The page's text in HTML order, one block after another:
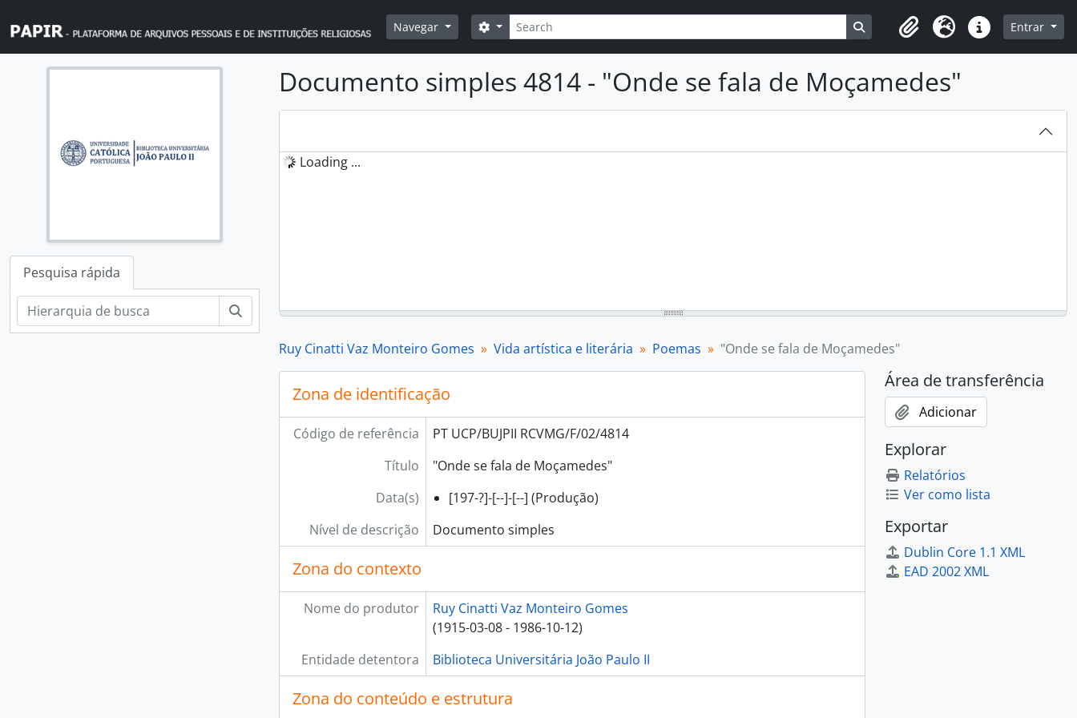
Navegar
Pesquisar
Opções de busca Busque na página de navegação
Clipboard
Idioma Ligações rápidas
Entrar
Pesquisa rápida
Pesquisar
Documento simples 4814 - "Onde se fala de Moçamedes"
Loading ...
Ruy Cinatti Vaz Monteiro Gomes Vida artística e literária Poemas "Onde se fala de Moçamedes"
Zona de identificação
Código de referência
PT UCP/BUJPII RCVMG/F/02/4814
Título
"Onde se fala de Moçamedes"
Data(s)
[197-?]-[--]-[--] (Produção)
Nível de descrição
Documento simples
Zona do contexto
Nome do produtor
Ruy Cinatti Vaz Monteiro Gomes
(1915-03-08 - 1986-10-12)
Entidade detentora
Biblioteca Universitária João Paulo II
Zona do conteúdo e estrutura
Área de transferência
Adicionar
Explorar
Relatórios
Ver como lista
Exportar
Dublin Core 1.1 XML
EAD 2002 XML